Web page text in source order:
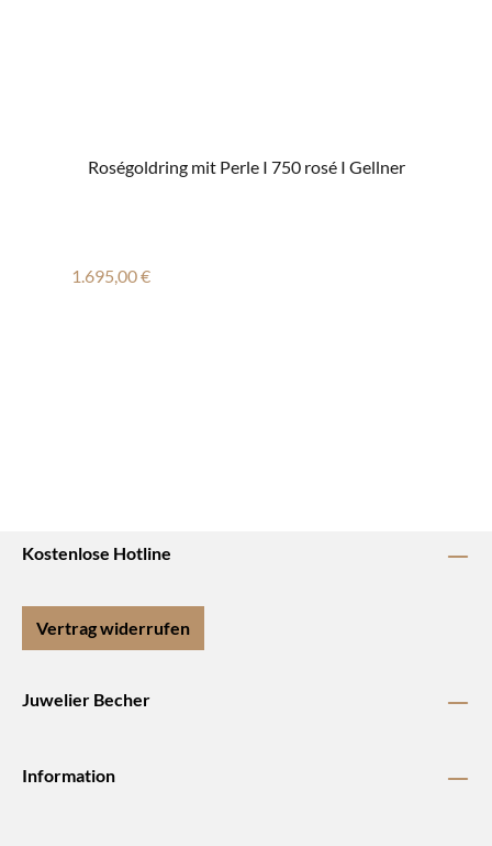
Roségoldring mit Perle I 750 rosé I Gellner
Regulärer Preis:
1.695,00 €
Kostenlose Hotline
Vertrag widerrufen
Juwelier Becher
Information